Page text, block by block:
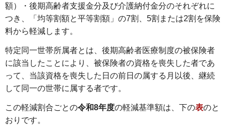
額）・後期高齢者支援金分及び介護納付金分のそれぞれに
つき、「均等割額と平等割額」の7割、5割または2割を保険
料から軽減します。
特定同一世帯所属者とは、後期高齢者医療制度の被保険者
に該当したことにより、被保険者の資格を喪失した者であ
って、当該資格を喪失した日の前日の属する月以後、継続
して同一の世帯に属する者です。
この軽減割合ごとの令和8年度の軽減基準額は、下の表のと
おりです。